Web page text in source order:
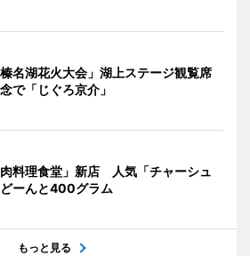
名湖花火大会」湖上ステージ観覧席
で「じぐろ京介」
料理食堂」新店 人気「チャーシュ
ーんと400グラム
もっと見る